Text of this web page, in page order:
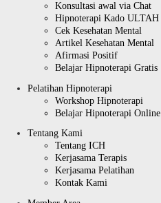
Konsultasi awal via Chat
Hipnoterapi Kado ULTAH
Cek Kesehatan Mental
Artikel Kesehatan Mental
Afirmasi Positif
Belajar Hipnoterapi Gratis
Pelatihan Hipnoterapi
Workshop Hipnoterapi
Belajar Hipnoterapi Online
Tentang Kami
Tentang ICH
Kerjasama Terapis
Kerjasama Pelatihan
Kontak Kami